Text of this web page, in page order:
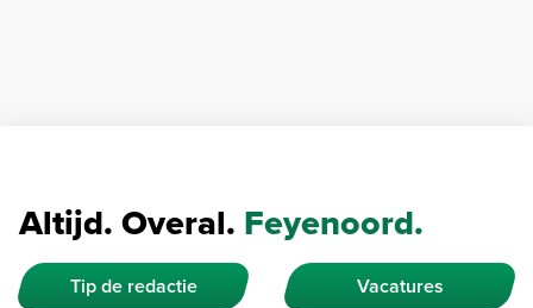
Altijd. Overal. Feyenoord.
Tip de redactie Vacatures